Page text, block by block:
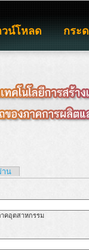
วน์โหลด กระ
าน
คอุตสาหกรรม